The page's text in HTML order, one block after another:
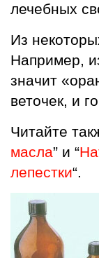
лечебных
Из
Например,
значит
веточек, и
Читайте
масла” и “
лепестки“.